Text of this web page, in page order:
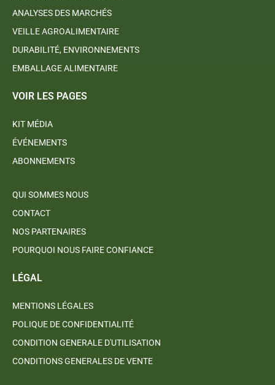
ANALYSES DES MARCHÉS
VEILLE AGROALIMENTAIRE
DURABILITÉ, ENVIRONNEMENTS
EMBALLAGE ALIMENTAIRE
VOIR LES PAGES
KIT MÉDIA
ÉVÉNEMENTS
ABONNEMENTS
QUI SOMMES NOUS
CONTACT
NOS PARTENAIRES
POURQUOI NOUS FAIRE CONFIANCE
LÉGAL
MENTIONS LÉGALES
POLIQUE DE CONFIDENTIALITÉ
CONDITION GENERALE D'UTILISATION
CONDITIONS GENERALES DE VENTE